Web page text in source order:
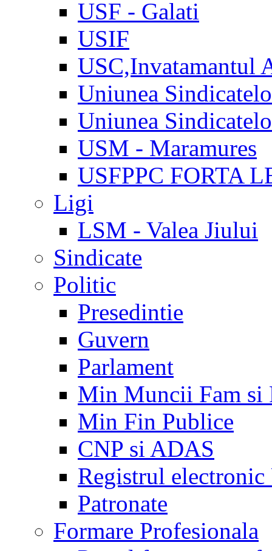
USF - Galati
USIF
USC,Invatamantul
Uniunea
Uniunea
USM - Maramures
USFPPC FORTA
Ligi
LSM - Valea Jiului
Sindicate
Politic
Presedintie
Guvern
Parlament
Min Muncii Fam si
Min Fin Publice
CNP si ADAS
Registrul electronic
Patronate
Formare Profesionala